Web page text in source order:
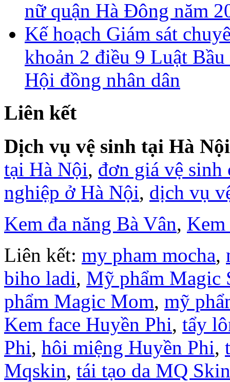
nữ quận Hà Đông năm
Kế hoạch Giám sát
khoản 2 điều 9 Luật
Hội đồng nhân dân
Liên kết
Dịch vụ vệ sinh tại Hà
tại Hà Nội, đơn giá vệ sinh
nghiệp ở Hà Nội, dịch vụ
Kem đa năng Bà Vân,
Liên kết: my pham mocha,
biho ladi, Mỹ phẩm Magic
phẩm Magic Mom, mỹ
Kem face Huyền Phi, tẩy
Phi, hôi miệng Huyền Phi,
Mqskin, tái tạo da MQ Skin